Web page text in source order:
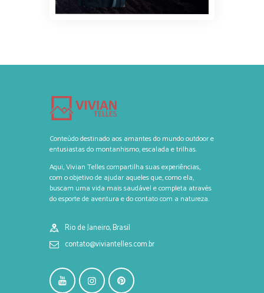
Conteúdo destinado aos amantes do mundo outdoor e
entusiastas do montanhismo, escalada e trilhas.
Aqui, Vivian Telles compartilha suas experiências,
com o objetivo de ajudar aqueles que, como ela,
buscam uma vida mais saudável e completa através
do esporte de aventura e do contato com a natureza.
Rio de Janeiro, Brasil
contato@viviantelles.com.br